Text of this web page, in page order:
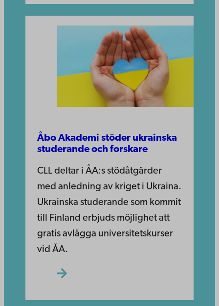
Åbo Akademi stöder ukrainska
studerande och forskare
CLL deltar i ÅA:s stödåtgärder
med anledning av kriget i Ukraina.
Ukrainska studerande som kommit
till Finland erbjuds möjlighet att
gratis avlägga universitetskurser
vid ÅA.